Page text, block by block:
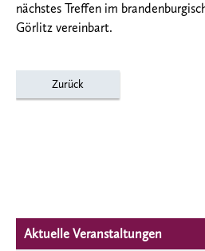
nächstes Treffen im
Görlitz vereinbart.
Zurück
Aktuelle Veranstaltungen